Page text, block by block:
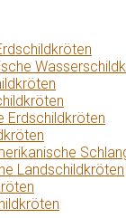
Erdschildkröten
Landschildkröten